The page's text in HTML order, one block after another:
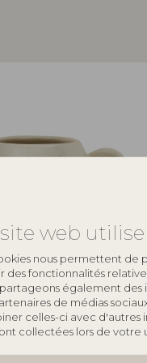
web
nous permettent de
des fonctionnalités
également des
de médias
celles-ci avec d'autres
collectées lors de votre
Verte, Grès